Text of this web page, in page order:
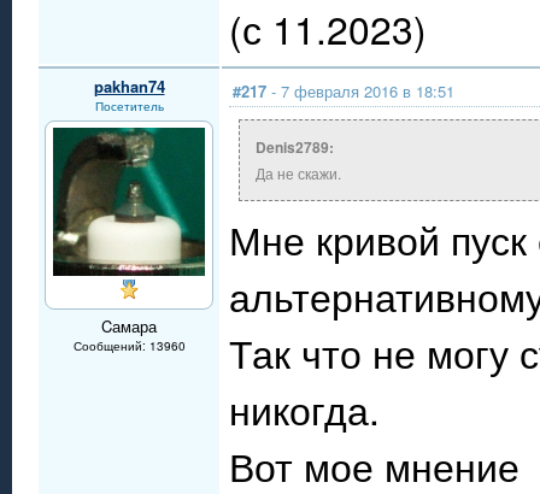
(с 11.2023)
pakhan74
Посетитель
Cамара
Сообщений: 13960
#217 - 7 февраля 2016 в 18:51
Denis2789:
Да не скажи.
Мне кривой
Так что не могу
никогда.
Вот мое мнение